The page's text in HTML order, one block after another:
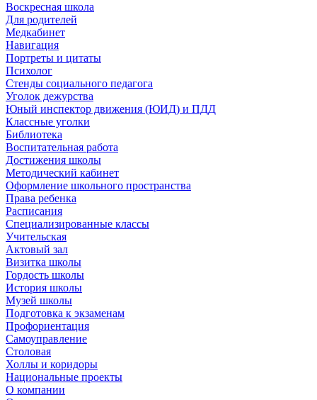
Воскресная школа
Для родителей
Медкабинет
Навигация
Портреты и цитаты
Психолог
Стенды социального педагога
Уголок дежурства
Юный инспектор движения (ЮИД) и ПДД
Классные уголки
Библиотека
Воспитательная работа
Достижения школы
Методический кабинет
Оформление школьного пространства
Права ребенка
Расписания
Специализированные классы
Учительская
Актовый зал
Визитка школы
Гордость школы
История школы
Музей школы
Подготовка к экзаменам
Профориентация
Самоуправление
Столовая
Холлы и коридоры
Национальные проекты
О компании